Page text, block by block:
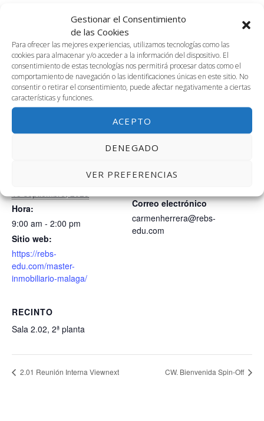
Gestionar el Consentimiento
de las Cookies
Para ofrecer las mejores experiencias, utilizamos tecnologías como las
cookies para almacenar y/o acceder a la información del dispositivo. El
consentimiento de estas tecnologías nos permitirá procesar datos como el
comportamiento de navegación o las identificaciones únicas en este sitio. No
consentir o retirar el consentimiento, puede afectar negativamente a ciertas
características y funciones.
ACEPTO
DENEGADO
VER PREFERENCIAS
Sala 2.02, 2ª planta de Link by UMA, de 9 a 14h
Reunión privada del equipo REBS
AÑADIR AL CALENDARIO
Hora:
9:00 am - 2:00 pm
Sitio web:
https://rebs-
edu.com/master-
inmobiliario-malaga/
Carmen Herrera – Talent by
Correo electrónico
carmenherrera@rebs-
edu.com
RECINTO
Sala 2.02, 2ª planta
2.01 Reunión Interna Viewnext CW. Bienvenida Spin-Off